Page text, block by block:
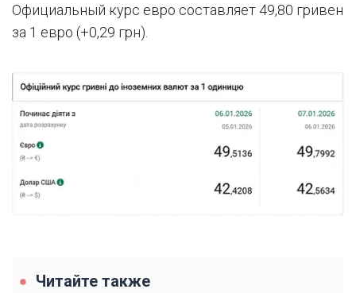
Официальный курс евро составляет 49,80 гривен
за 1 евро (+0,29 грн).
Читайте также